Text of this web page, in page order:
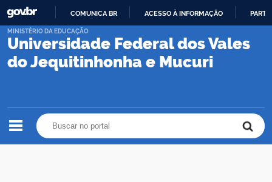
PARA
CONTEÚDO
COMUNICA BR ACESSO À INFORMAÇÃO
Universidade Federal dos Vales
do Jequitinhonha e Mucuri
MINISTÉRIO DA EDUCAÇÃO